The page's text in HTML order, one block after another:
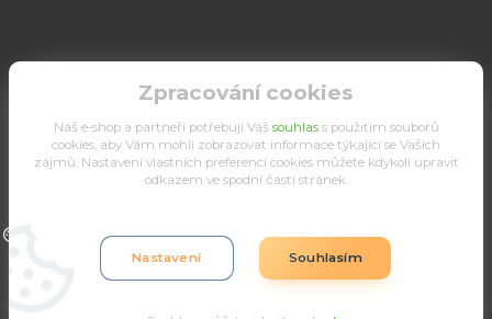
Upravit sběr cookies.
Zpracování cookies
Náš e-shop a partneři potřebují Váš souhlass použitím souborů
cookies, aby Vám mohli zobrazovat informace týkající se Vašich
zájmů. Nastavení vlastních preferencí cookies můžete kdykoli upravit
odkazem ve spodní části stránek.
Nastavení Souhlasím